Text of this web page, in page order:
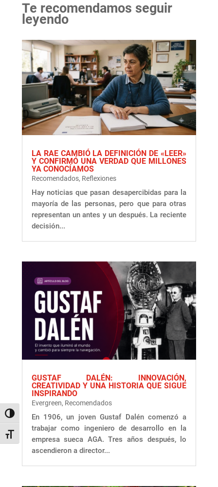
Alternar alto contraste
Alternar tamaño de letra
Te recomendamos seguir
leyendo
LA RAE CAMBIÓ LA DEFINICIÓN DE «LEER»
Y CONFIRMÓ UNA VERDAD QUE MILLONES
YA CONOCÍAMOS
Recomendados, Reflexiones
Hay noticias que pasan desapercibidas para la
mayoría de las personas, pero que para otras
representan un antes y un después. La reciente
decisión...
GUSTAF DALÉN: INNOVACIÓN,
CREATIVIDAD Y UNA HISTORIA QUE SIGUE
INSPIRANDO
Evergreen, Recomendados
En 1906, un joven Gustaf Dalén comenzó a
trabajar como ingeniero de desarrollo en la
empresa sueca AGA. Tres años después, lo
ascendieron a director...